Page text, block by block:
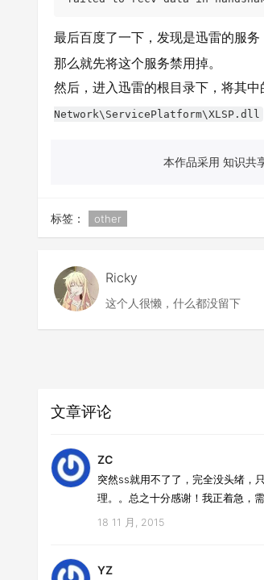
最后百度了一下，发现是迅雷的服务
那么就先将这个服务禁用掉。
然后，进入迅雷的根目录下，将其中
Network\ServicePlatform\XLSP.dll
本作品采用 知识共
标签： other
Ricky
这个人很懒，什么都没留下
文章评论
ZC
突然ss就用不了了，完全没头绪，
理。。总之十分感谢！我正着急，
18 11 月, 2015
YZ